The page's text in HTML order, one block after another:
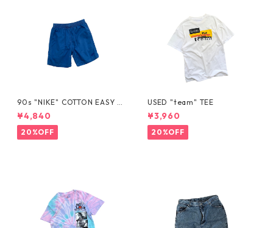
90s "NIKE" COTTON EASY S
HORTS
¥4,840
20%OFF
USED "team" TEE
¥3,960
20%OFF